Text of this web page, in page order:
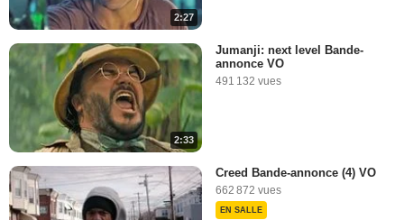
3:15
2:27
2:33
Jumanji: next level Bande-
annonce VO
491 132 vues
Creed Bande-annonce (4) VO
662 872 vues
EN SALLE